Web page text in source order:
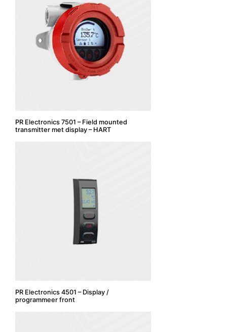
PR Electronics 7501 – Field mounted
transmitter met display – HART
PR Electronics 4501 – Display /
programmeer front